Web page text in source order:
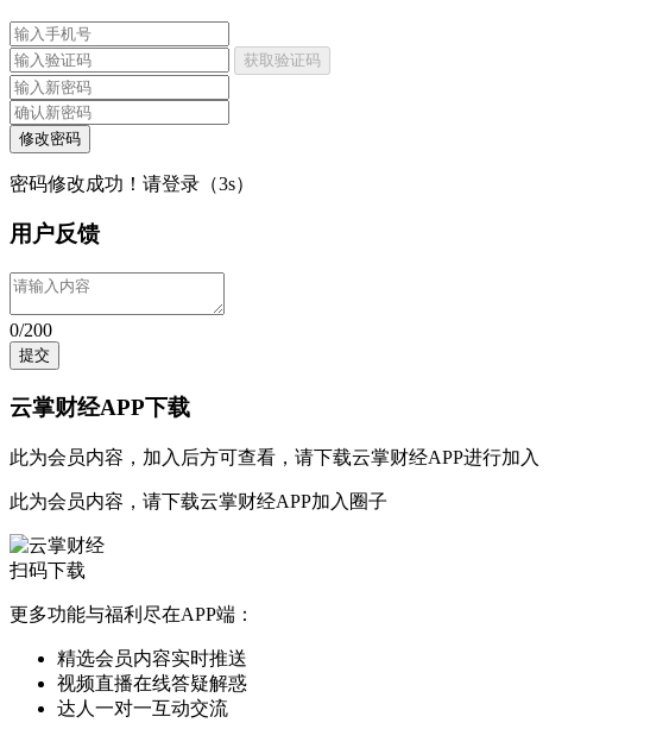
获取验证码
修改密码
密码修改成功！请登录（3s）
用户反馈
0/200
提交
云掌财经APP下载
此为会员内容，加入后方可查看，请下载云掌财经APP进行加入
此为会员内容，请下载云掌财经APP加入圈子
扫码下载
更多功能与福利尽在APP端：
精选会员内容实时推送
视频直播在线答疑解惑
达人一对一互动交流